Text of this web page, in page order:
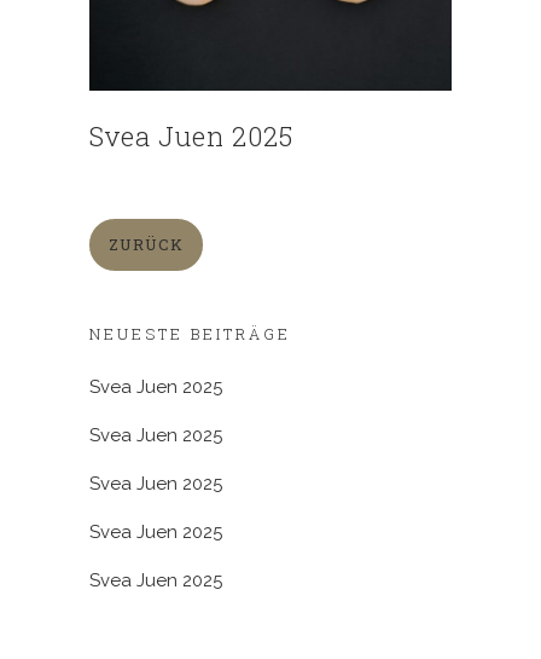
Svea Juen 2025
ZURÜCK
NEUESTE BEITRÄGE
Svea Juen 2025
Svea Juen 2025
Svea Juen 2025
Svea Juen 2025
Svea Juen 2025